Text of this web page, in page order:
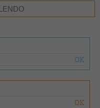
SCAA para padronizar
do sabor dos cafés
durante o
em roda e em três níveis,